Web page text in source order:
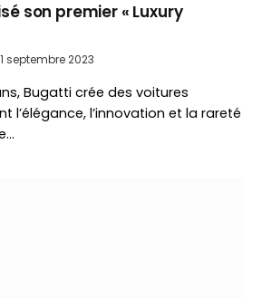
son premier « Luxury
1 septembre 2023
Bugatti crée des voitures
l’élégance, l’innovation et la rareté